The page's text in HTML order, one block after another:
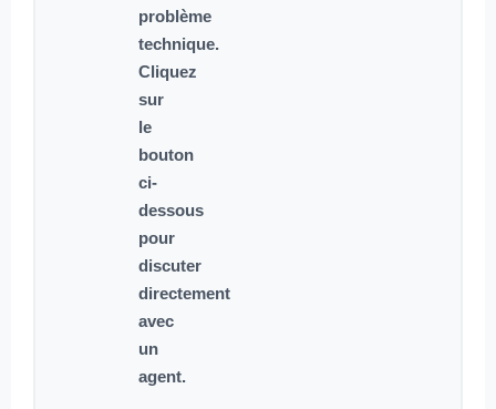
problème
technique.
Cliquez
sur
le
bouton
ci-
dessous
pour
discuter
directement
avec
un
agent.